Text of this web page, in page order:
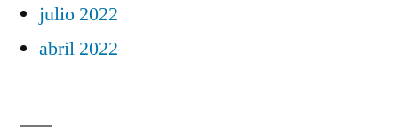
julio 2022
abril 2022